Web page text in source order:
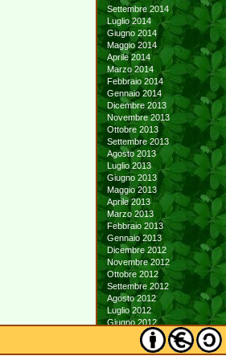
Settembre 2014
Luglio 2014
Giugno 2014
Maggio 2014
Aprile 2014
Marzo 2014
Febbraio 2014
Gennaio 2014
Dicembre 2013
Novembre 2013
Ottobre 2013
Settembre 2013
Agosto 2013
Luglio 2013
Giugno 2013
Maggio 2013
Aprile 2013
Marzo 2013
Febbraio 2013
Gennaio 2013
Dicembre 2012
Novembre 2012
Ottobre 2012
Settembre 2012
Agosto 2012
Luglio 2012
Giugno 2012
Maggio 2012
Aprile 2012